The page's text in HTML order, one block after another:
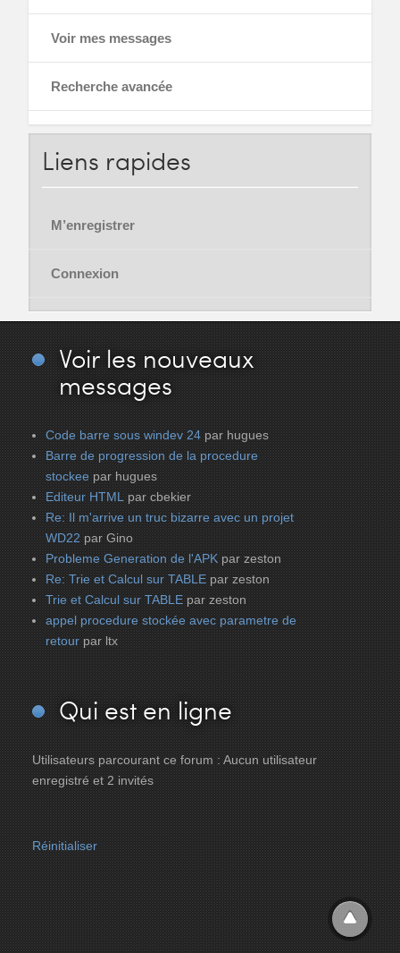
Voir mes messages
Recherche avancée
Liens rapides
M’enregistrer
Connexion
Voir les nouveaux
messages
Code barre sous windev 24 par hugues
Barre de progression de la procedure
stockee par hugues
Editeur HTML par cbekier
Re: Il m'arrive un truc bizarre avec un projet
WD22 par Gino
Probleme Generation de l'APK par zeston
Re: Trie et Calcul sur TABLE par zeston
Trie et Calcul sur TABLE par zeston
appel procedure stockée avec parametre de
retour par ltx
Qui est en ligne
Utilisateurs parcourant ce forum : Aucun utilisateur
enregistré et 2 invités
Réinitialiser